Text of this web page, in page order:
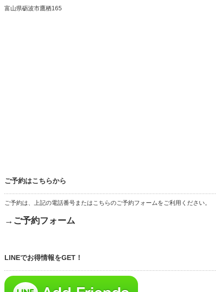
富山県砺波市鷹栖165
ご予約はこちらから
ご予約は、上記の電話番号またはこちらのご予約フォームをご利用ください。
→ご予約フォーム
LINEでお得情報をGET！